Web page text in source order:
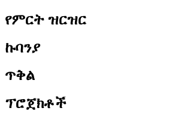
የምርት ዝርዝር
ኩባንያ
ጥቅል
ፕሮጀክቶች